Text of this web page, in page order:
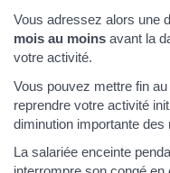
Vous adressez alors une
mois au moins avant la
votre activité.
Vous pouvez mettre fin
reprendre votre activité
diminution importante
La salariée enceinte